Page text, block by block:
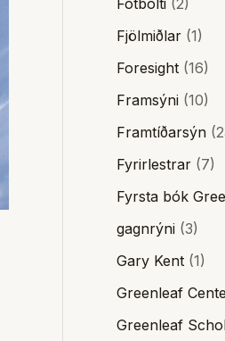
Fótbolti (2)
Fjölmiðlar (1)
Foresight (16)
Framsýni (10)
Framtíðarsýn
Fyrirlestrar (7)
Fyrsta bók
gagnrýni (3)
Gary Kent (1)
Greenleaf
Greenleaf